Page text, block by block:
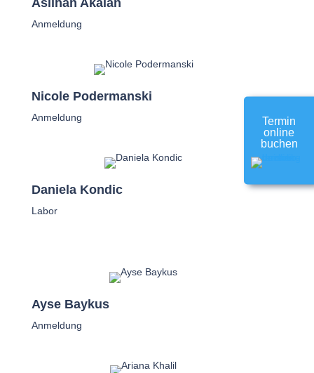
Aslihan Akalan
Anmeldung
Nicole Podermanski
Anmeldung
Daniela Kondic
Labor
Ayse Baykus
Anmeldung
Termin
online
buchen